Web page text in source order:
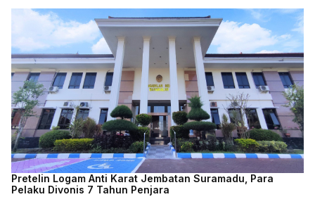
Pretelin Logam Anti Karat Jembatan Suramadu, Para
Pelaku Divonis 7 Tahun Penjara